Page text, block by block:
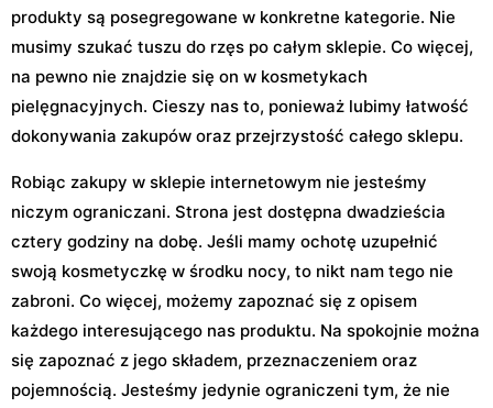
produkty są posegregowane w konkretne kategorie. Nie
musimy szukać tuszu do rzęs po całym sklepie. Co więcej,
na pewno nie znajdzie się on w kosmetykach
pielęgnacyjnych. Cieszy nas to, ponieważ lubimy łatwość
dokonywania zakupów oraz przejrzystość całego sklepu.
Robiąc zakupy w sklepie internetowym nie jesteśmy
niczym ograniczani. Strona jest dostępna dwadzieścia
cztery godziny na dobę. Jeśli mamy ochotę uzupełnić
swoją kosmetyczkę w środku nocy, to nikt nam tego nie
zabroni. Co więcej, możemy zapoznać się z opisem
każdego interesującego nas produktu. Na spokojnie można
się zapoznać z jego składem, przeznaczeniem oraz
pojemnością. Jesteśmy jedynie ograniczeni tym, że nie